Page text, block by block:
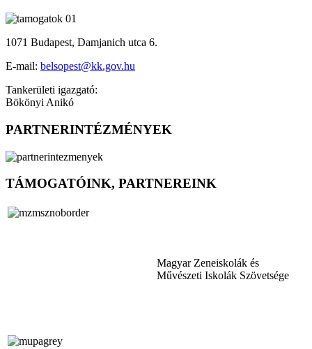
1071 Budapest, Damjanich utca 6.
E-mail: belsopest@kk.gov.hu
Tankerületi igazgató:
Bökönyi Anikó
PARTNERINTÉZMÉNYEK
TÁMOGATÓINK, PARTNEREINK
Magyar Zeneiskolák és
Művészeti Iskolák Szövetsége